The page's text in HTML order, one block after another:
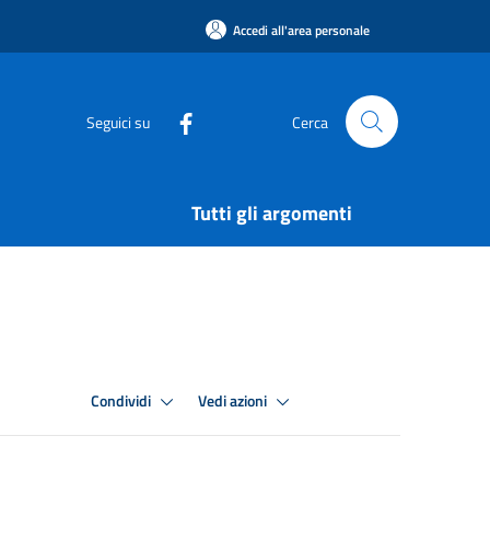
Accedi all'area personale
Seguici su Cerca
Tutti gli argomenti
Condividi Vedi azioni